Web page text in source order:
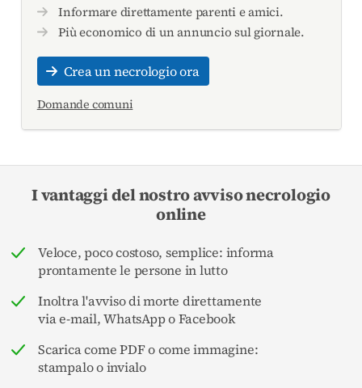
Informare direttamente parenti e amici.
Più economico di un annuncio sul giornale.
Crea un necrologio ora
Domande comuni
I vantaggi del nostro avviso necrologio
online
Veloce, poco costoso, semplice: informa
prontamente le persone in lutto
Inoltra l'avviso di morte direttamente
via e-mail, WhatsApp o Facebook
Scarica come PDF o come immagine:
stampalo o invialo